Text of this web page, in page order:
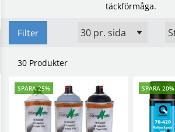
BLOGG
täckförmåga.
Filter
30 Produkter
SPARA 25% SPARA 20%